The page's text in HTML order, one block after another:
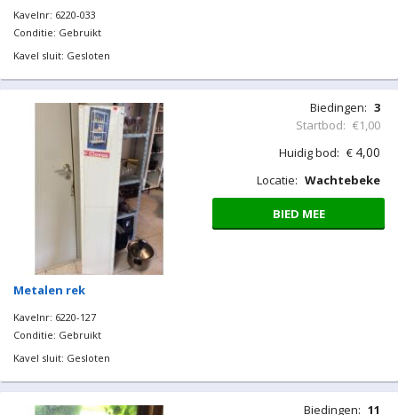
Kavelnr: 6220-033
Conditie: Gebruikt
Kavel sluit: Gesloten
Metalen rek
Kavelnr: 6220-127
Conditie: Gebruikt
Kavel sluit: Gesloten
Biedingen: 3
Startbod: €1,00
Huidig bod: € 4,00
Locatie: Wachtebeke
BIED MEE
Biedingen: 11